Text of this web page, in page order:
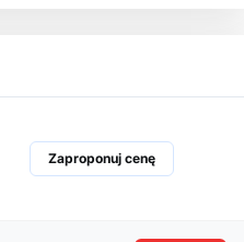
Zaproponuj cenę